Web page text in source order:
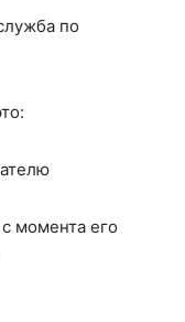
по
момента его